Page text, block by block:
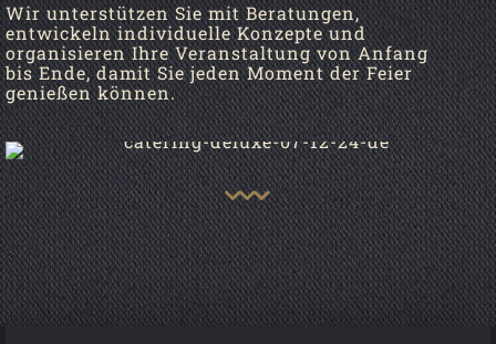
Wir unterstützen Sie mit Beratungen,
entwickeln individuelle Konzepte und
organisieren Ihre Veranstaltung von Anfang
bis Ende, damit Sie jeden Moment der Feier
genießen können.